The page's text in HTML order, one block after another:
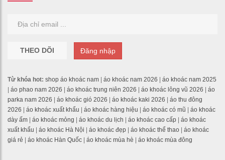
THEO DÕI Đăng nhập
Từ khóa hot: shop áo khoác nam áo khoác nam 2026
áo khoác nam 2025
áo phao nam 2026 áo khoác trung niên 2026 áo khoác lông vũ 2026
áo
parka nam 2026
áo khoác gió 2026 áo khoác kaki 2026
áo thu đông
2026
áo khoác xuất khẩu áo khoác hàng hiệu áo khoác có mũ
áo khoác
dày ấm
áo khoác mỏng áo khoác du lịch áo khoác cao cấp
áo khoác
xuất khẩu
áo khoác Hà Nội áo khoác đẹp áo khoác thể thao
áo khoác
giá rẻ
áo khoác Hàn Quốc áo khoác mùa hè áo khoác mùa đông